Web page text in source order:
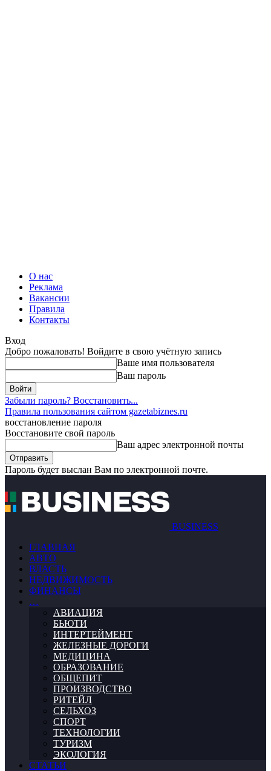
О нас
Реклама
Вакансии
Правила
Контакты
Вход
Добро пожаловать! Войдите в свою учётную запись
Ваше имя пользователя
Ваш пароль
Забыли пароль? Восстановить...
Правила пользования сайтом gazetabiznes.ru
восстановление пароля
Восстановите свой пароль
Ваш адрес электронной почты
Пароль будет выслан Вам по электронной почте.
BUSINESS
ГЛАВНАЯ
АВТО
ВЛАСТЬ
НЕДВИЖИМОСТЬ
ФИНАНСЫ
…
АВИАЦИЯ
БЬЮТИ
ИНТЕРТЕЙМЕНТ
ЖЕЛЕЗНЫЕ ДОРОГИ
МЕДИЦИНА
ОБРАЗОВАНИЕ
ОБЩЕПИТ
ПРОИЗВОДСТВО
РИТЕЙЛ
СЕЛЬХОЗ
СПОРТ
ТЕХНОЛОГИИ
ТУРИЗМ
ЭКОЛОГИЯ
СТАТЬИ